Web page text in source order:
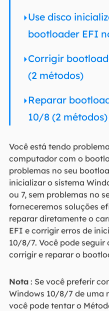
Use disco
bootloader EFI
Corrigir
(2 métodos)
Reparar
10/8 (2 métodos)
Você está tendo
computador com o
problemas no seu
inicializar o sistema
ou 7, sem problemas no
forneceremos soluções
reparar diretamente o
EFI e corrigir erros de
10/8/7. Você pode
corrigir e reparar o
Nota: Se você preferir
Windows 10/8/7 de uma
você pode tentar o